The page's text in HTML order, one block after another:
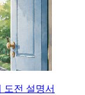
도전 설명서